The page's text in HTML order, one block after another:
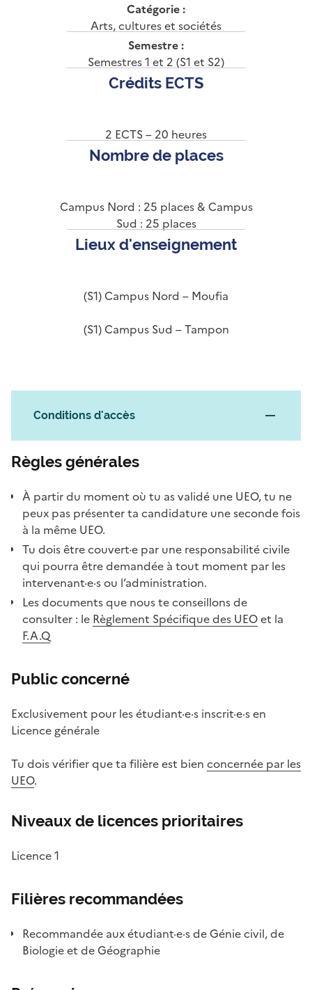
Catégorie :
Arts, cultures et sociétés
Semestre :
Semestres 1 et 2 (S1 et S2)
Crédits ECTS
2 ECTS – 20 heures
Nombre de places
Campus Nord : 25 places & Campus
Sud : 25 places
Lieux d'enseignement
(S1) Campus Nord – Moufia
(S1) Campus Sud – Tampon
Conditions d'accès
Règles générales
À partir du moment où tu as validé une UEO, tu ne
peux pas présenter ta candidature une seconde fois
à la même UEO.
Tu dois être couvert·e par une responsabilité civile
qui pourra être demandée à tout moment par les
intervenant·e·s ou l’administration.
Les documents que nous te conseillons de
consulter : le Règlement Spécifique des UEOet la
F.A.Q
Public concerné
Exclusivement pour les étudiant·e·s inscrit·e·s en
Licence générale
Tu dois vérifier que ta filière est bien concernée par les
UEO.
Niveaux de licences prioritaires
Licence 1
Filières recommandées
Recommandée aux étudiant·e·s de Génie civil, de
Biologie et de Géographie